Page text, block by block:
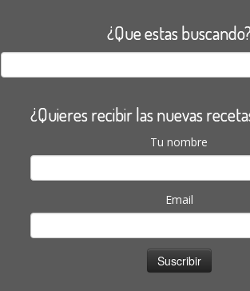
¿Que estas
¿Quieres recibir las nuevas
Tu nombre
Email